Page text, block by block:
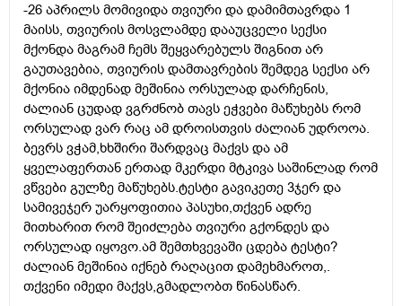
-26 აპრილს მომივიდა თვიური და დამიმთავრდა 1
მაისს, თვიურის მოსვლამდე დააუცველი სექსი
მქონდა მაგრამ ჩემს შეყვარებულს შიგნით არ
გაუთავებია, თვიურის დამთავრების შემდეგ სექსი არ
მქონია იმდენად მეშინია ორსულად დარჩენის,
ძალიან ცუდად ვგრძნობ თავს ეჭვები მაწუხებს რომ
ორსულად ვარ რაც ამ დროისთვის ძალიან უდროოა.
ბევრს ვჭამ,ხხშირი შარდვაც მაქვს და ამ
ყველაფერთან ერთად მკერდი მტკივა საშინლად რომ
ვწვები გულზე მაწუხებს.ტესტი გავიკეთე 3ჯერ და
სამივეჯერ უარყოფითია პასუხი,თქვენ ადრე
მითხარით რომ შეიძლება თვიური გქონდეს და
ორსულად იყოვო.ამ შემთხვევაში ცდება ტესტი?
ძალიან მეშინია იქნებ რაღაცით დამეხმაროთ,.
თქვენი იმედი მაქვს,გმადლობთ წინასწარ.